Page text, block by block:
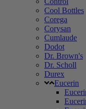
Cool Bottles
Corega
Corysan
Cumlaude
Dodot
Dr. Brown's
Dr. Scholl
Durex
Eucerin